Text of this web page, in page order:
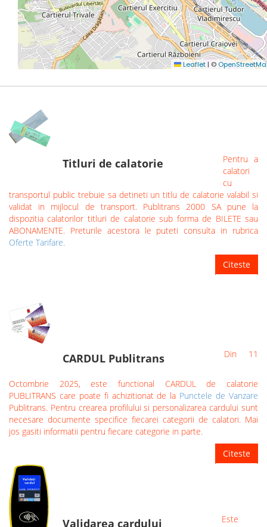
Titluri de calatorie
Pentru a
calatori
cu
transportul public trebuie sa detineti un titlu de calatorie valabil si
validat in mijlocul de transport. Publitrans 2000 SA pune la
dispozitia calatorilor titluri de calatorie sub forma de BILETE sau
ABONAMENTE. Preturile acestora le puteti consulta in rubrica
Oferte Tarifare.
Citeste
CARDUL Publitrans Din 11
Octombrie 2025, este functional CARDUL de calatorie
PUBLITRANS care poate fi achizitionat de la Punctele de Vanzare
Publitrans. Pentru crearea profilului si personalizarea cardului sunt
necesare documente specifice fiecarei categorii de calatori. Mai
jos gasiti informatii pentru fiecare categorie in parte.
Citeste
Validarea cardului Este